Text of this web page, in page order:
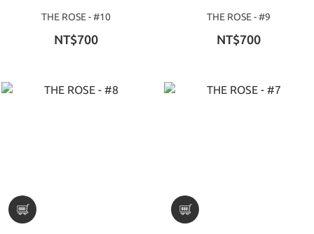
THE ROSE - #10
NT$700
THE ROSE - #9
NT$700